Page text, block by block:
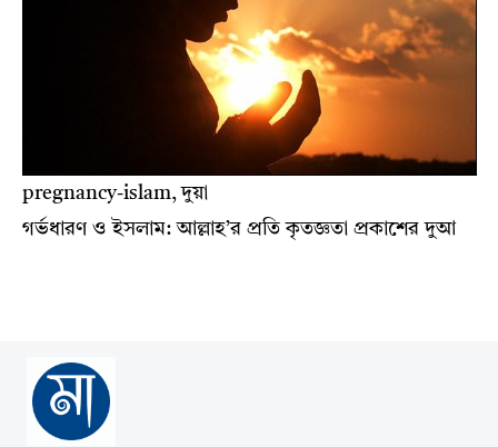
pregnancy-islam, দুয়া
গর্ভধারণ ও ইসলাম: আল্লাহ’র প্রতি কৃতজ্ঞতা প্রকাশের দুআ